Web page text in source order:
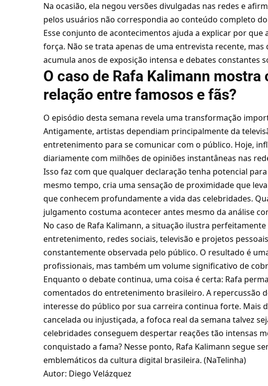
Na ocasião, ela negou versões divulgadas nas redes e
pelos usuários não correspondia ao conteúdo completo
Esse conjunto de acontecimentos ajuda a explicar por
força. Não se trata apenas de uma entrevista recente,
acumula anos de exposição intensa e debates constantes
O caso de Rafa Kalimann mostra
relação entre famosos e fãs?
O episódio desta semana revela uma transformação
Antigamente, artistas dependiam principalmente da
entretenimento para se comunicar com o público. Hoje,
diariamente com milhões de opiniões instantâneas nas
Isso faz com que qualquer declaração tenha potencial
mesmo tempo, cria uma sensação de proximidade que
que conhecem profundamente a vida das celebridades.
julgamento costuma acontecer antes mesmo da análise
No caso de Rafa Kalimann, a situação ilustra
entretenimento, redes sociais, televisão e projetos
constantemente observada pelo público. O resultado é
profissionais, mas também um volume significativo de
Enquanto o debate continua, uma coisa é certa: Rafa
comentados do entretenimento brasileiro. A repercussão
interesse do público por sua carreira continua forte. Mais
cancelada ou injustiçada, a fofoca real da semana talvez
celebridades conseguem despertar reações tão intensas
conquistado a fama? Nesse ponto, Rafa Kalimann segue
emblemáticos da cultura digital brasileira. (NaTelinha)
Autor: Diego Velázquez